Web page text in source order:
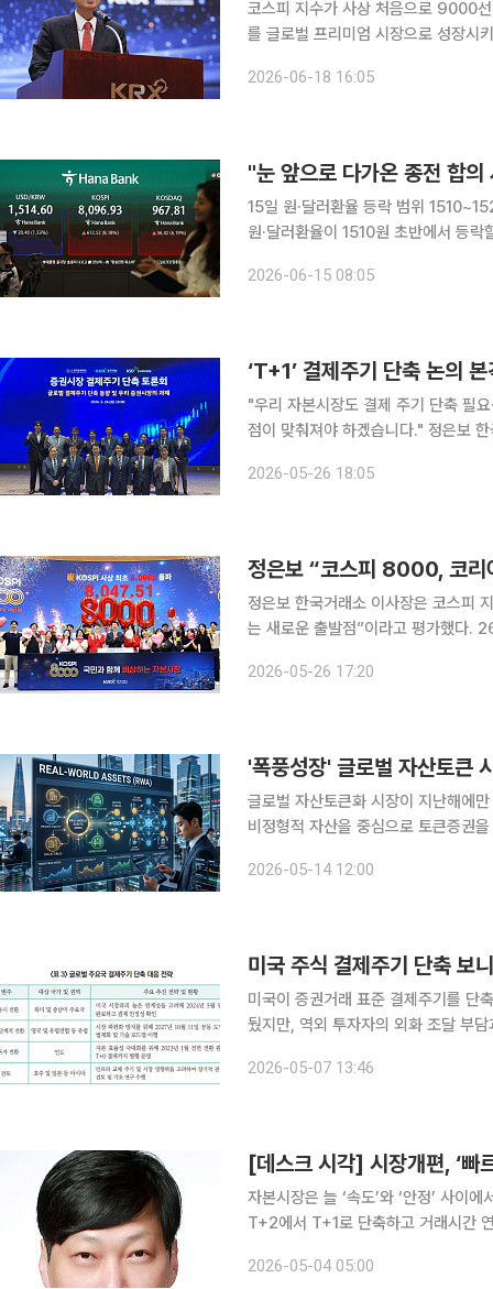
코스피 지수가 사상 처음으로 9000
를 글로벌 프리미엄 시장으로 성장시키겠다는 구상을 내
20여일 만의 쾌거"라며 "자본시장 선
2026-06-18 16:05
"눈 앞으로 다가온 종전 합
15일 원·달러환율 등락 범위
원·달러환율이 1510원 초반에서 등락할 것이라는 전망
예상된다"며 "이날 하락 출발한 환율
2026-06-15 08:05
"우리 자본시장도 결제 주기 단축 필
점이 맞춰져야 하겠습니다." 정은보 한국거래소 이사장은 26일 '증권시장 결제주기 단축 토론회'에
동향 및 우리 증권시장의 과제'를 주
2026-05-26 18:05
정은보 “코스피 8000, 코리
정은보 한국거래소 이사장은 코스피
는 새로운 출발점”이라고 평가했다. 26일 코스피 지수는 7000 돌파(6일) 이후 약 3주 만에
2026-05-26 17:20
'폭풍성장' 글로벌 자산토큰
글로벌 자산토큰화 시장이 지난해에
비정형적 자산을 중심으로 토큰증권
2026-05-14 12:00
미국 주식 결제주기 단축 보
미국이 증권거래 표준 결제주기를 단
뒀지만, 역외 투자자의 외화 조달 부
2026-05-07 13:46
[데스크 시각] 시장개편, ‘빠
자본시장은 늘 ‘속도’와 ‘안정’ 사이
T+2에서 T+1로 단축하고 거래시간
주요 선진국이 결제 주기를 단축하는
2026-05-04 05:00